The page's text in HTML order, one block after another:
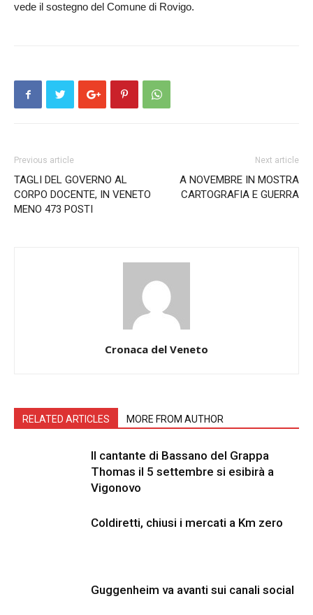
vede il sostegno del Comune di Rovigo.
Previous article
TAGLI DEL GOVERNO AL
CORPO DOCENTE, IN VENETO
MENO 473 POSTI
Next article
A NOVEMBRE IN MOSTRA
CARTOGRAFIA E GUERRA
Cronaca del Veneto
RELATED ARTICLES MORE FROM AUTHOR
Il cantante di Bassano del Grappa
Thomas il 5 settembre si esibirà a
Vigonovo
Coldiretti, chiusi i mercati a Km zero
Guggenheim va avanti sui canali social